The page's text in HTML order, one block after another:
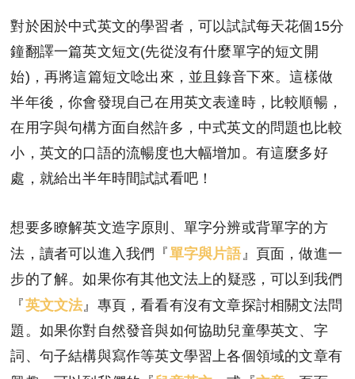
對於困於中式英文的學習者，可以試試每天花個15分
鐘翻譯一篇英文短文(先從沒有什麼單字的短文開
始)，再將這篇短文唸出來，並且錄音下來。這樣做
半年後，你會發現自己在用英文表達時，比較順暢，
在用字與句構方面自然許多，中式英文的問題也比較
小，英文的口語的流暢度也大幅增加。有這麼多好
處，就給出半年時間試試看吧！
想要多瞭解英文造字原則、單字分辨或背單字的方
法，讀者可以進入我們『單字與片語』頁面，做進一
步的了解。如果你有其他文法上的疑惑，可以到我們
『英文文法』專頁，看看有沒有文章探討相關文法問
題。如果你對自然發音與如何協助兒童學英文、字
詞、句子結構與寫作等英文學習上各個領域的文章有